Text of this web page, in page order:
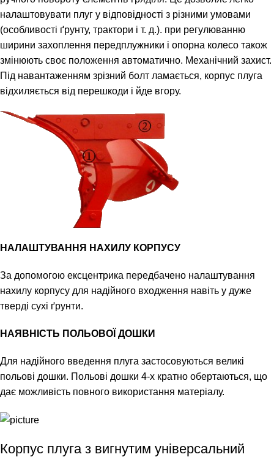
налаштовувати плуг у відповідності з різними умовами
(особливості ґрунту, трактори і т. д.). при регулюванню
ширини захоплення передплужники і опорна колесо також
змінюють своє положення автоматично. Механічний захист.
Під навантаженням зрізний болт ламається, корпус плуга
відхиляється від перешкоди і йде вгору.
НАЛАШТУВАННЯ НАХИЛУ КОРПУСУ
За допомогою ексцентрика передбачено налаштування
нахилу корпусу для надійного входження навіть у дуже
тверді сухі ґрунти.
НАЯВНІСТЬ ПОЛЬОВОЇ ДОШКИ
Для надійного введення плуга застосовуються великі
польові дошки. Польові дошки 4-х кратно обертаються, що
дає можливість повного використання матеріалу.
Корпус плуга з вигнутим універсальний